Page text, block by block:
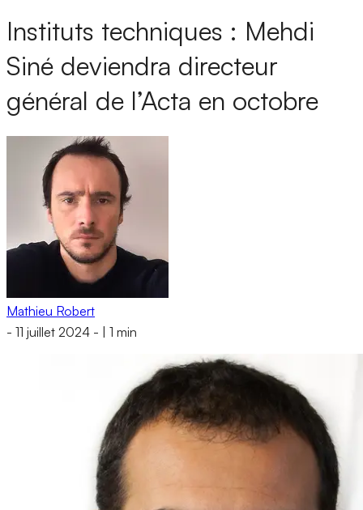
Instituts techniques : Mehdi
Siné deviendra directeur
général de l’Acta en octobre
Mathieu Robert
- 11 juillet 2024 - 1 min